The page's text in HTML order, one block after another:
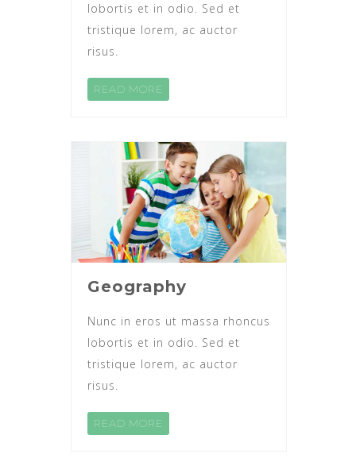
lobortis et in odio. Sed et
tristique lorem, ac auctor
risus.
READ MORE
Geography
Nunc in eros ut massa rhoncus
lobortis et in odio. Sed et
tristique lorem, ac auctor
risus.
READ MORE